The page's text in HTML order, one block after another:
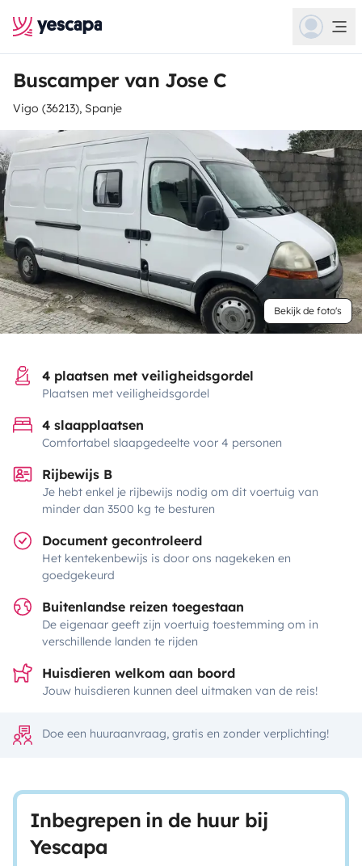
Buscamper van Jose C
Vigo (36213), Spanje
Bekijk de foto's
4 plaatsen met veiligheidsgordel
Plaatsen met veiligheidsgordel
4 slaapplaatsen
Comfortabel slaapgedeelte voor 4 personen
Rijbewijs B
Je hebt enkel je rijbewijs nodig om dit voertuig van
minder dan 3500 kg te besturen
Document gecontroleerd
Het kentekenbewijs is door ons nagekeken en
goedgekeurd
Buitenlandse reizen toegestaan
De eigenaar geeft zijn voertuig toestemming om in
verschillende landen te rijden
Huisdieren welkom aan boord
Jouw huisdieren kunnen deel uitmaken van de reis!
Doe een huuraanvraag, gratis en zonder verplichting!
Inbegrepen in de huur bij
Yescapa